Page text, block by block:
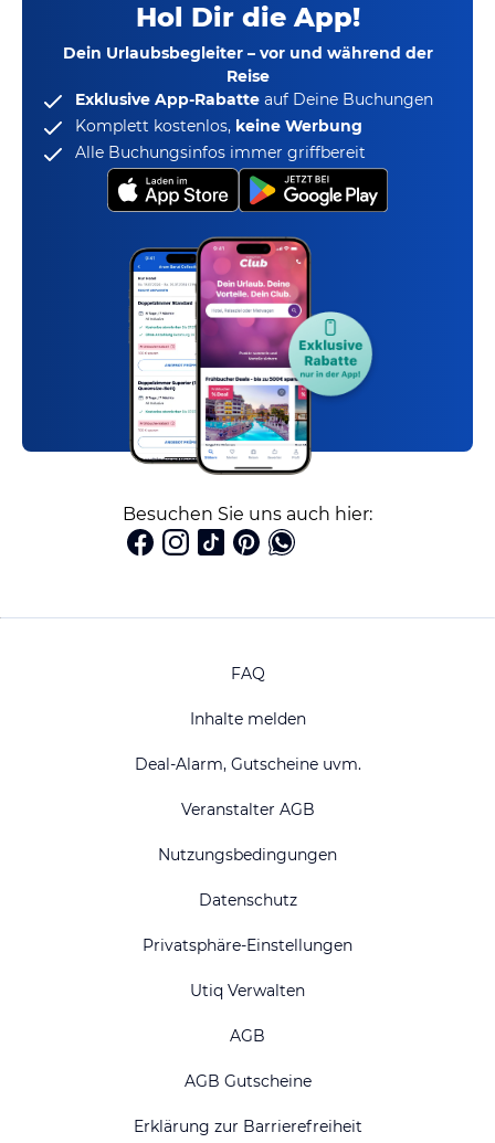
Hol Dir die App!
Dein Urlaubsbegleiter – vor und während der
Reise
Exklusive App-Rabatte auf Deine Buchungen
Komplett kostenlos, keine Werbung
Alle Buchungsinfos immer griffbereit
Besuchen Sie uns auch hier:
FAQ
Inhalte melden
Deal-Alarm, Gutscheine uvm.
Veranstalter AGB
Nutzungsbedingungen
Datenschutz
Privatsphäre-Einstellungen
Utiq Verwalten
AGB
AGB Gutscheine
Erklärung zur Barrierefreiheit